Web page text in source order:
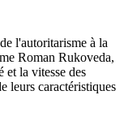
l'autoritarisme à la
Roman Rukoveda,
et la vitesse des
leurs caractéristiques